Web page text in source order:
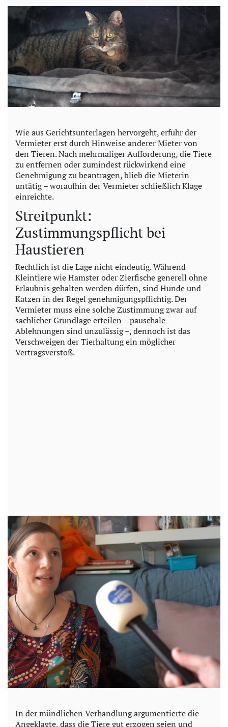
Wie aus Gerichtsunterlagen hervorgeht, erfuhr der
Vermieter erst durch Hinweise anderer Mieter von
den Tieren. Nach mehrmaliger Aufforderung, die Tiere
zu entfernen oder zumindest rückwirkend eine
Genehmigung zu beantragen, blieb die Mieterin
untätig – woraufhin der Vermieter schließlich Klage
einreichte.
Streitpunkt:
Zustimmungspflicht bei
Haustieren
Rechtlich ist die Lage nicht eindeutig. Während
Kleintiere wie Hamster oder Zierfische generell ohne
Erlaubnis gehalten werden dürfen, sind Hunde und
Katzen in der Regel genehmigungspflichtig. Der
Vermieter muss eine solche Zustimmung zwar auf
sachlicher Grundlage erteilen – pauschale
Ablehnungen sind unzulässig –, dennoch ist das
Verschweigen der Tierhaltung ein möglicher
Vertragsverstoß.
In der mündlichen Verhandlung argumentierte die
Angeklagte, dass die Tiere gut erzogen seien und